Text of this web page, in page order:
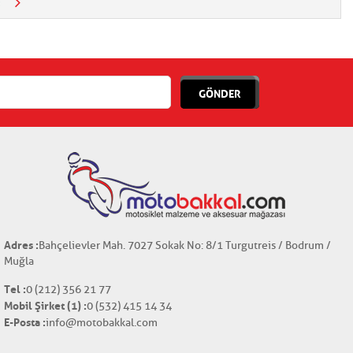
GÖNDER
Adres :Bahçelievler Mah. 7027 Sokak No: 8/1 Turgutreis / Bodrum /
Muğla
Tel :0 (212) 356 21 77
Mobil Şirket (1) :0 (532) 415 14 34
E-Posta :info@motobakkal.com